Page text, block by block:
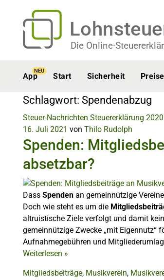
Die Online-
App
NEU
Start Sicherheit Preise
Schlagwort: Spendenabzug
Steuer-Nachrichten Steuererklärung 2020
16. Juli 2021 von Thilo Rudolph
Spenden:
absetzbar?
Dass Spenden an gemeinnützige
Doch wie steht es um die
altruistische Ziele verfolgt und damit
gemeinnützige Zwecke „mit Eigennutz“
Aufnahmegebühren und
Weiterlesen »
Mitgliedsbeiträge, Musikverein,